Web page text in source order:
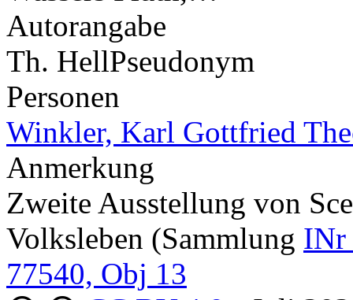
Autorangabe
Th. HellPseudonym
Personen
Winkler, Karl Gottfried
Anmerkung
Zweite Ausstellung von
Volksleben (Sammlung INr
77540, Obj 13